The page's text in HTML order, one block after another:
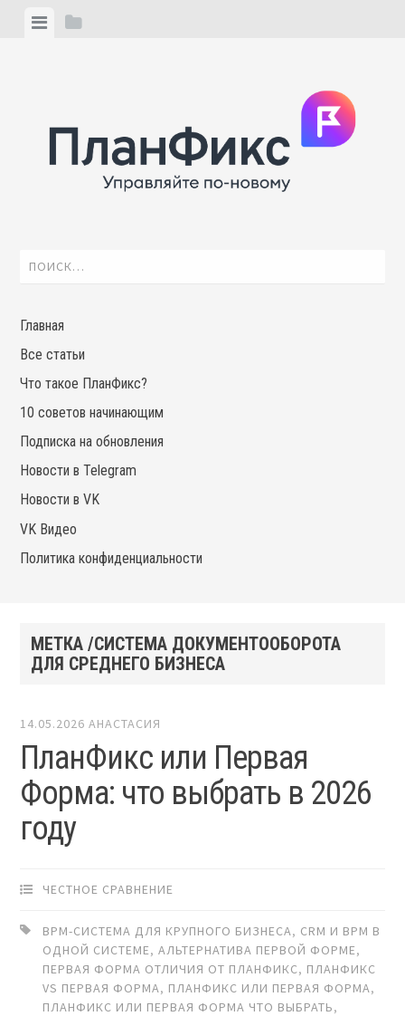
ViewView
Найти:
Главная
Все статьи
Что такое ПланФикс?
10 советов начинающим
Подписка на обновления
Новости в Telegram
Новости в VK
VK Видео
Политика конфиденциальности
МЕТКА /СИСТЕМА ДОКУМЕНТООБОРОТА
ДЛЯ СРЕДНЕГО БИЗНЕСА
14.05.2026 АНАСТАСИЯ
ПланФикс или Первая
Форма: что выбрать в 2026
году
ЧЕСТНОЕ СРАВНЕНИЕ
BPM-СИСТЕМА ДЛЯ КРУПНОГО БИЗНЕСА, CRM И BPM В
ОДНОЙ СИСТЕМЕ,АЛЬТЕРНАТИВА ПЕРВОЙ ФОРМЕ,
ПЕРВАЯ ФОРМА ОТЛИЧИЯ ОТ ПЛАНФИКС, ПЛАНФИКС
VS ПЕРВАЯ ФОРМА, ПЛАНФИКС ИЛИ ПЕРВАЯ ФОРМА,
ПЛАНФИКС ИЛИ ПЕРВАЯ ФОРМА ЧТО ВЫБРАТЬ,